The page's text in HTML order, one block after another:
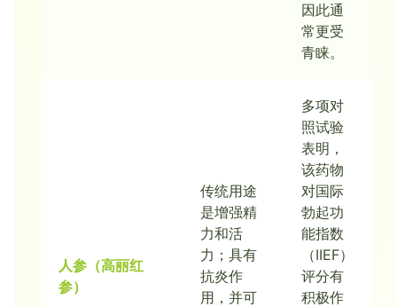
因此通
常更受
青睐。
人参（高丽红
参）
传统用途
是增强精
力和活
力；具有
抗炎作
用，并可
多项对
照试验
表明，
该药物
对国际
勃起功
能指数
（IIEF）
评分有
积极作